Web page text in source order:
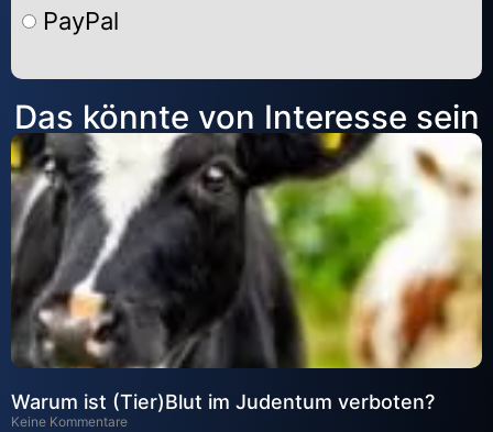
PayPal
Alternative:
Das könnte von Interesse sein
Warum ist (Tier)Blut im Judentum verboten?
Keine Kommentare